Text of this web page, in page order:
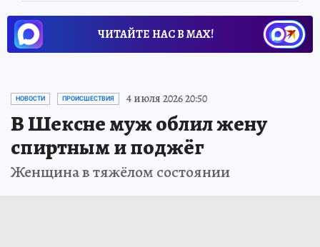
ЧИТАЙТЕ НАС В МАХ!
НОВОСТИ ПРОИСШЕСТВИЯ 4 июля 2026 20:50
В Шексне муж облил жену
спиртным и поджёг
Женщина в тяжёлом состоянии